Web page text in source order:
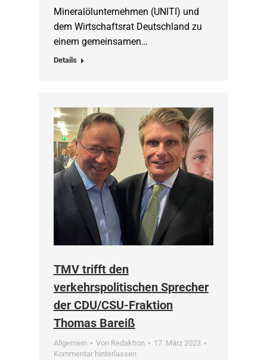
Mineralölunternehmen (UNITI) und
dem Wirtschaftsrat Deutschland zu
einem gemeinsamen…
Details
TMV trifft den
verkehrspolitischen Sprecher
der CDU/CSU-Fraktion
Thomas Bareiß
Allgemein Von Redaktion
17. März 2023
Kommentar hinterlassen